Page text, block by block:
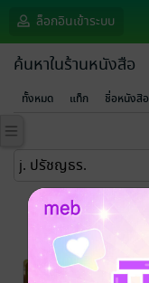
ล็อกอินเข้าระบบ
ค้นหาในร้านหนังสือ
ทั้งหมด แท็ก ชื่อหนังสือ